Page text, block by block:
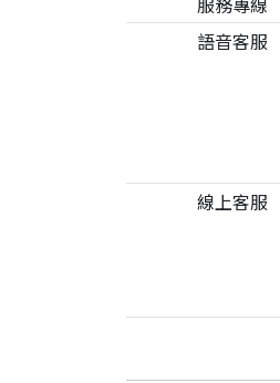
語音客服
線上客服